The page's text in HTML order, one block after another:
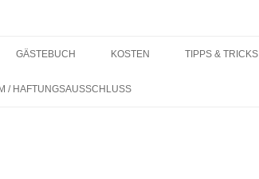
GÄSTEBUCH KOSTEN
KOSTEN AUF LANGFAHRT
TIPPS & TRICKS
/ HAFTUNGSAUSSCHLUSS